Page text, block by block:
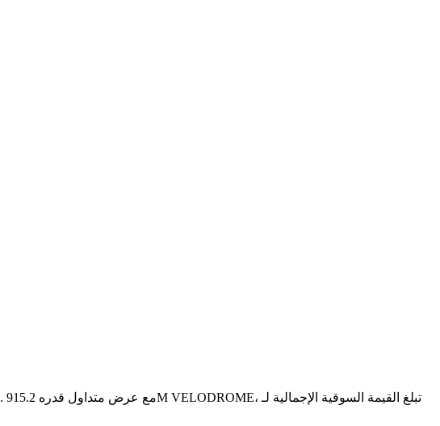
. مع عرض متداول قدره 915.2M VELODROME، تبلغ القيمة السوقية الإجمالية لـ